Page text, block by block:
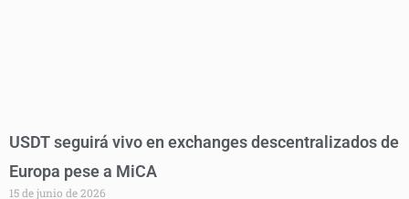
USDT seguirá vivo en exchanges descentralizados de
Europa pese a MiCA
15 de junio de 2026